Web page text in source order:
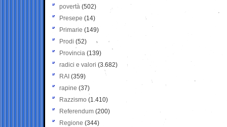
povertà (502)
Presepe (14)
Primarie (149)
Prodi (52)
Provincia (139)
radici e valori (3.682)
RAI (359)
rapine (37)
Razzismo (1.410)
Referendum (200)
Regione (344)